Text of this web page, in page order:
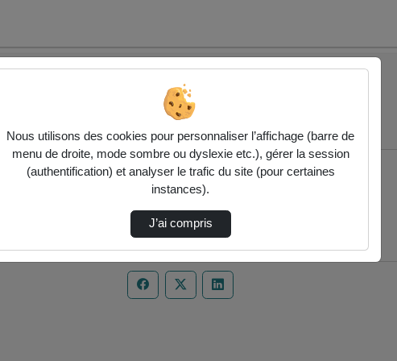
Nous utilisons des cookies pour personnaliser l’affichage (barre de
menu de droite, mode sombre ou dyslexie etc.), gérer la session
(authentification) et analyser le trafic du site (pour certaines
instances).
J’ai compris